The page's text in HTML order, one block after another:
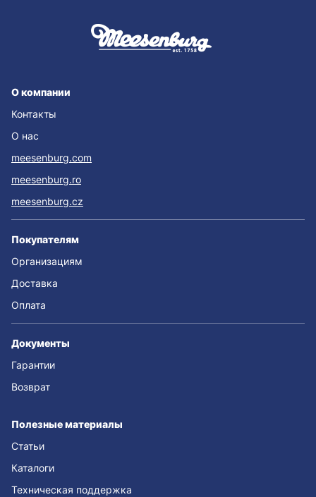
О компании
Контакты
О нас
meesenburg.com
meesenburg.ro
meesenburg.cz
Покупателям
Организациям
Доставка
Оплата
Документы
Гарантии
Возврат
Полезные материалы
Статьи
Каталоги
Техническая поддержка